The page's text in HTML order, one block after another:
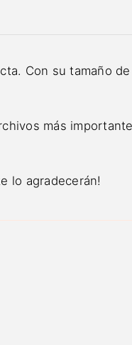
Con su tamaño
más
lo agradecerán!